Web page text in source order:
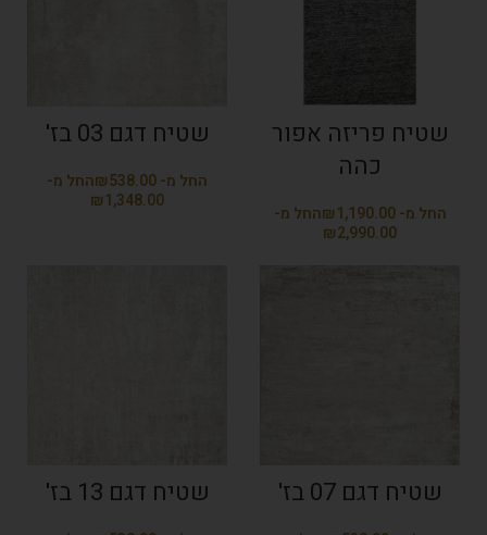
שטיח פריזה אפור
כהה
₪
₪
שטיח דגם 03 בז'
₪
₪
שטיח דגם 07 בז' שטיח דגם 13 בז'